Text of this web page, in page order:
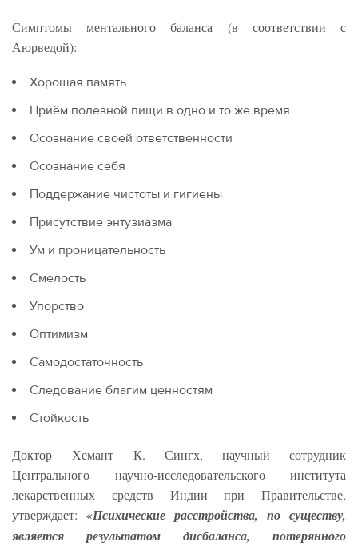
Симптомы ментального баланса (в соответствии с
Аюрведой):
Хорошая память
Приём полезной пищи в одно и то же время
Осознание своей ответственности
Осознание себя
Поддержание чистоты и гигиены
Присутствие энтузиазма
Ум и проницательность
Смелость
Упорство
Оптимизм
Самодостаточность
Следование благим ценностям
Стойкость
Доктор Хемант К. Сингх, научный сотрудник
Центрального научно-исследовательского института
лекарственных средств Индии при Правительстве,
утверждает: «Психические расстройства, по существу,
является результатом дисбаланса, потерянного